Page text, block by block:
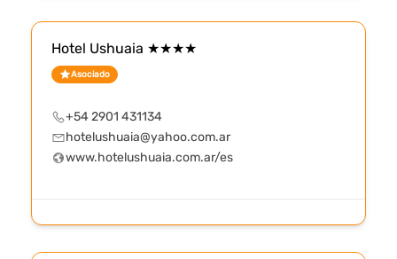
Hotel Ushuaia ★★★★
Asociado
+54 2901 431134
hotelushuaia@yahoo.com.ar
www.hotelushuaia.com.ar/es